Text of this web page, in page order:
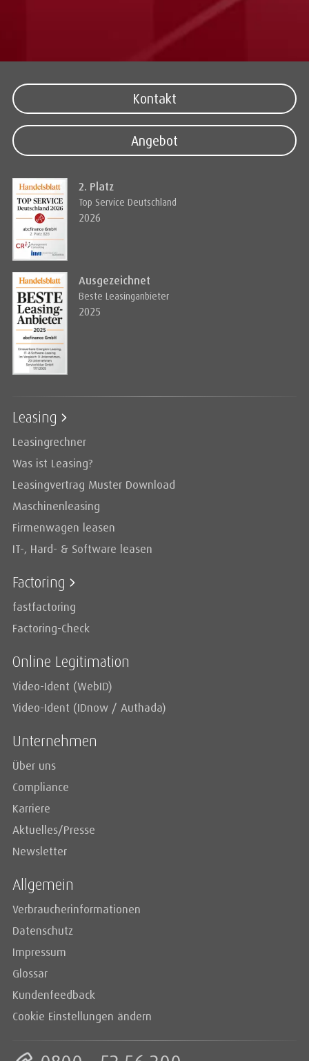
Kontakt
Angebot
2. Platz
Top Service Deutschland
2026
Ausgezeichnet
Beste Leasinganbieter
2025
Leasing
Leasingrechner
Was ist Leasing?
Leasingvertrag Muster Download
Maschinenleasing
Firmenwagen leasen
IT-, Hard- & Software leasen
Factoring
fastfactoring
Factoring-Check
Online Legitimation
Video-Ident (WebID)
Video-Ident (IDnow / Authada)
Unternehmen
Über uns
Compliance
Karriere
Aktuelles/Presse
Newsletter
Allgemein
Verbraucherinformationen
Datenschutz
Impressum
Glossar
Kundenfeedback
Cookie Einstellungen ändern